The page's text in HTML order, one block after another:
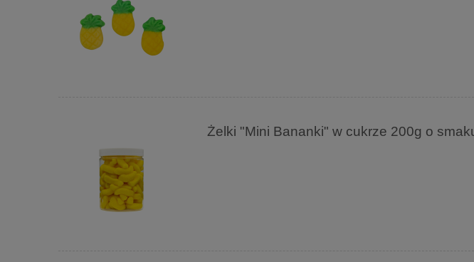
Żelki "Mini Bananki" w cukrze 200g o